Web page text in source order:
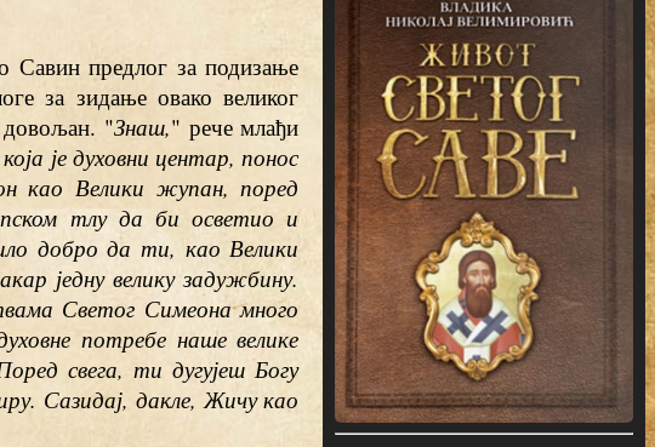
Савин предлог за подизање
за зидање овако великог
довољан. "Знаш," рече млађи
је духовни центар, понос
као Велики жупан, поред
тлу да би осветио и
добро да ти, као Велики
једну велику задужбину.
Светог Симеона много
потребе наше велике
свега, ти дугујеш Богу
Сазидај, дакле, Жичу као